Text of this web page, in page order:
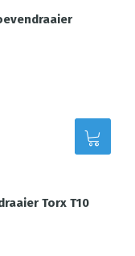
Torx T10